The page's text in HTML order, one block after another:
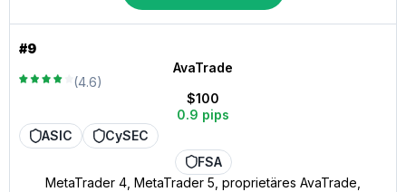
#9
AvaTrade
(4.6)
$100
0.9 pips
ASIC
CySEC
FSA
MetaTrader 4, MetaTrader 5, proprietäres AvaTrade,